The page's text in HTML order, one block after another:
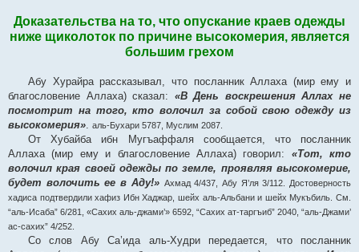
Доказательства на то, что опускание краев одежды
ниже щиколоток по причине высокомерия, является
большим грехом
Абу Хурайра рассказывал, что посланник Аллаха (мир ему и
благословение Аллаха) сказал: «В День воскрешения Аллах не
посмотрит на того, кто волочил за собой свою одежду из
высокомерия». аль-Бухари 5787, Муслим 2087.
От Хубайба ибн Мугъаффаля сообщается, что посланник
Аллаха (мир ему и благословение Аллаха) говорил: «Тот, кто
волочил края своей одежды по земле, проявляя высокомерие,
будет волочить ее в Аду!» Ахмад 4/437, Абу Я’ля 3/112. Достоверность
хадиса подтвердили хафиз Ибн Хаджар, шейх аль-Альбани и шейх Мукъбиль. См.
“аль-Исаба” 6/281, «Сахих аль-джами’» 6592, “Сахих ат-таргъиб” 2040, “аль-Джами’
ас-сахих” 4/252.
Со слов Абу Са’ида аль-Худри передается, что посланник